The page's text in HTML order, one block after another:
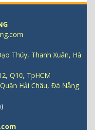
Thúy, Thanh Xuân, Hà
Q10, TpHCM
Hải Châu, Đà Nẵng